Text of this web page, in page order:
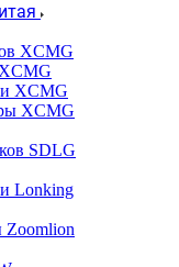
XCMG
XCMG
XCMG
SDLG
Lonking
Zoomlion